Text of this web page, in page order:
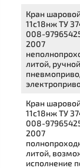
Кран
11с18нжТУ
008-
2007
литой,
Кран
11с18нжТУ
008-
2007
литой,
исполнение